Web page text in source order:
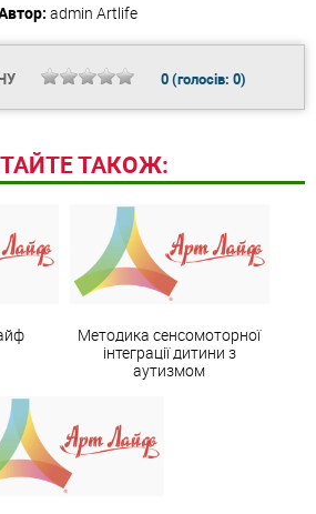
admin Artlife
0(голосів: 0)
ТАКОЖ:
Методика сенсомоторної
інтеграції дитини з
аутизмом